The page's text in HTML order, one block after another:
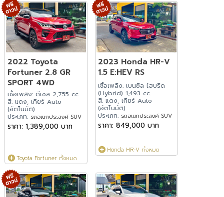
2022 Toyota
Fortuner 2.8 GR
SPORT 4WD
เชื้อเพลิง: ดีเซล 2,755 cc.
สี: แดง, เกียร์ Auto
(อัตโนมัติ)
ประเภท: รถอเนกประสงค์ SUV
ราคา: 1,389,000 บาท
Toyota Fortuner ทั้งหมด
2023 Honda HR-V
1.5 E:HEV RS
เชื้อเพลิง: เบนซิล ไฮบริด
(Hybrid) 1,493 cc.
สี: แดง, เกียร์ Auto
(อัตโนมัติ)
ประเภท: รถอเนกประสงค์ SUV
ราคา: 849,000 บาท
Honda HR-V ทั้งหมด